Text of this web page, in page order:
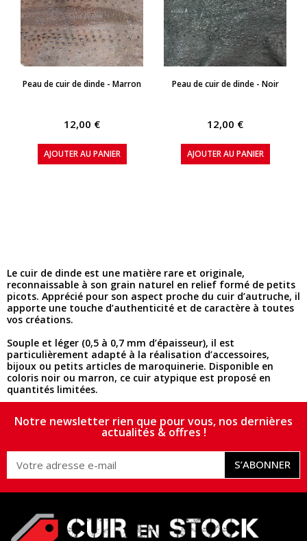
APERÇU RAPIDE
Peau de cuir de dinde - Marron
12,00 €
AJOUTER AU PANIER
APERÇU RAPIDE
Peau de cuir de dinde - Noir
12,00 €
AJOUTER AU PANIER
Le cuir de dinde est une matière rare et originale,
reconnaissable à son grain naturel en relief formé de petits
picots. Apprécié pour son aspect proche du cuir d’autruche, il
apporte une touche d’authenticité et de caractère à toutes
vos créations.
Souple et léger (0,5 à 0,7 mm d’épaisseur), il est
particulièrement adapté à la réalisation d’accessoires,
bijoux ou petits articles de maroquinerie. Disponible en
coloris noir ou marron, ce cuir atypique est proposé en
quantités limitées.
Notre newsletter rien que pour vous, nos dernières
actualités & offres !
S’ABONNER